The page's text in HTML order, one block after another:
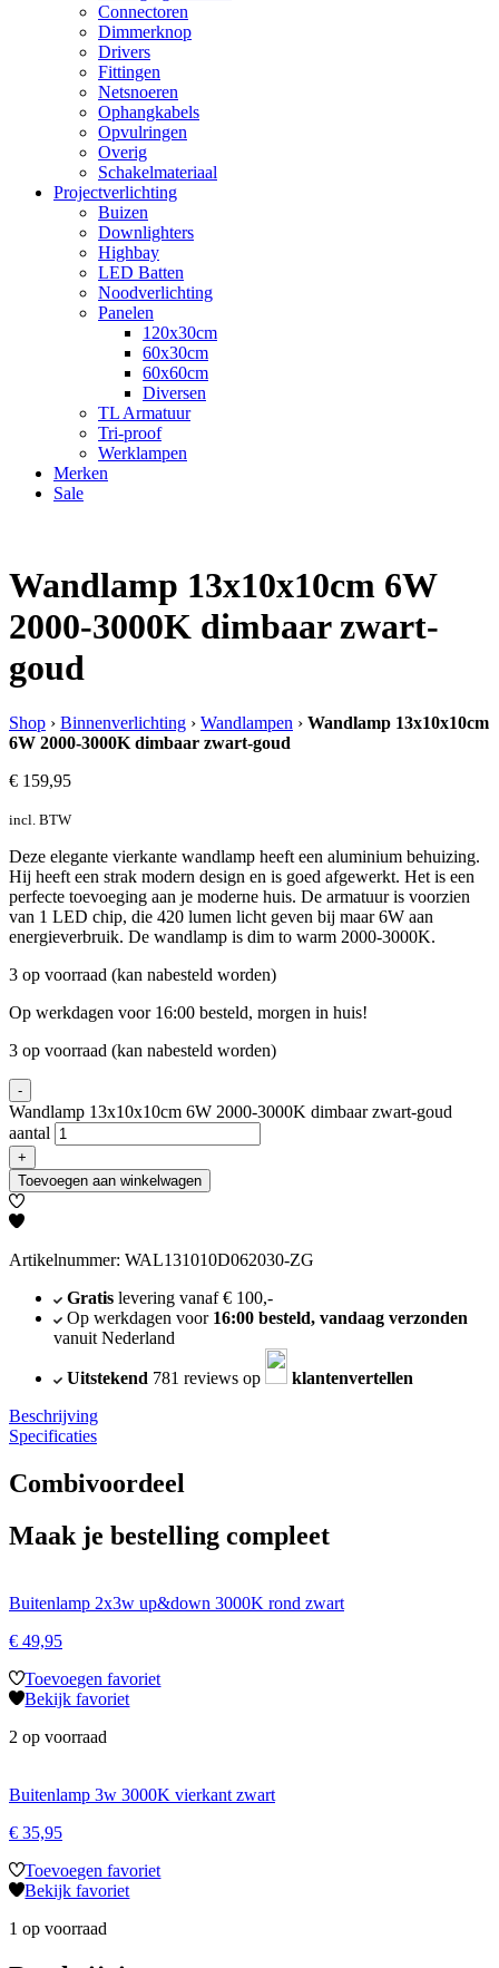
Connectoren
Dimmerknop
Drivers
Fittingen
Netsnoeren
Ophangkabels
Opvulringen
Overig
Schakelmateriaal
Projectverlichting
Buizen
Downlighters
Highbay
LED Batten
Noodverlichting
Panelen
120x30cm
60x30cm
60x60cm
Diversen
TL Armatuur
Tri-proof
Werklampen
Merken
Sale
Wandlamp 13x10x10cm 6W
2000-3000K dimbaar zwart-
goud
Shop › Binnenverlichting › Wandlampen › Wandlamp 13x10x10cm
6W 2000-3000K dimbaar zwart-goud
€ 159,95
incl. BTW
Deze elegante vierkante wandlamp heeft een aluminium behuizing.
Hij heeft een strak modern design en is goed afgewerkt. Het is een
perfecte toevoeging aan je moderne huis. De armatuur is voorzien
van 1 LED chip, die 420 lumen licht geven bij maar 6W aan
energieverbruik. De wandlamp is dim to warm 2000-3000K.
3 op voorraad (kan nabesteld worden)
Op werkdagen voor 16:00 besteld, morgen in huis!
3 op voorraad (kan nabesteld worden)
-
Wandlamp 13x10x10cm 6W 2000-3000K dimbaar zwart-goud
aantal
+
Toevoegen aan winkelwagen
Artikelnummer: WAL131010D062030-ZG
Gratislevering vanaf € 100,-
Op werkdagen voor 16:00 besteld, vandaag verzonden
vanuit Nederland
Uitstekend 781 reviews op
klantenvertellen
Beschrijving
Specificaties
Combivoordeel
Maak je bestelling compleet
Buitenlamp 2x3w up&down 3000K rond zwart
€ 49,95
Toevoegen favoriet
Bekijk favoriet
2 op voorraad
Buitenlamp 3w 3000K vierkant zwart
€ 35,95
Toevoegen favoriet
Bekijk favoriet
1 op voorraad